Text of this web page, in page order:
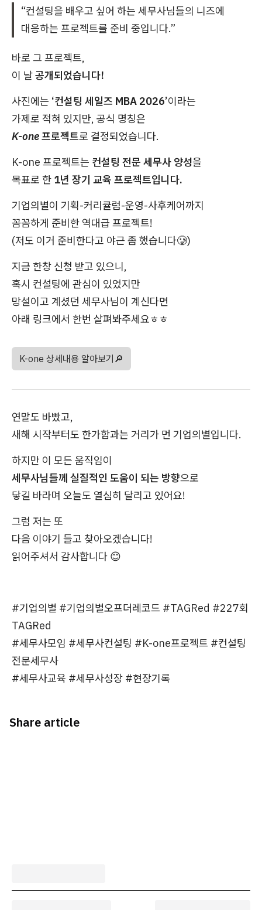
“컨설팅을 배우고 싶어 하는 세무사님들의 니즈에
대응하는 프로젝트를 준비 중입니다.”
바로 그 프로젝트,
이 날공개되었습니다!
사진에는 ‘컨설팅 세일즈 MBA 2026’이라는
가제로 적혀 있지만, 공식 명칭은
K-one 프로젝트로 결정되었습니다.
K-one 프로젝트는 컨설팅 전문 세무사 양성을
목표로 한 1년 장기 교육 프로젝트입니다.
기업의별이 기획-커리큘럼-운영-사후케어까지
꼼꼼하게 준비한 역대급 프로젝트!
(저도 이거 준비한다고 야근 좀 했습니다🥲)
지금 한창 신청 받고 있으니,
혹시 컨설팅에 관심이 있었지만
망설이고 계셨던 세무사님이 계신다면
아래 링크에서 한번 살펴봐주세요ㅎㅎ
K-one 상세내용 알아보기🔎
연말도 바빴고,
새해 시작부터도 한가함과는 거리가 먼 기업의별입니다.
하지만 이 모든 움직임이
세무사님들께 실질적인 도움이 되는 방향으로
닿길 바라며 오늘도 열심히 달리고 있어요!
그럼 저는 또
다음 이야기 들고 찾아오겠습니다!
읽어주셔서 감사합니다 😊
#기업의별 #기업의별오프더레코드 #TAGRed #227회
TAGRed
#세무사모임 #세무사컨설팅 #K-one프로젝트 #컨설팅
전문세무사
#세무사교육 #세무사성장 #현장기록
Share article